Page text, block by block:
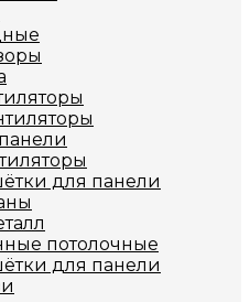
для панели
потолочные
для панели